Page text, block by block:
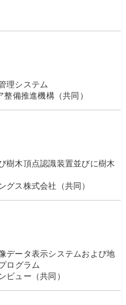
管理システム
備推進機構（共同）
樹木頂点認識装置並びに樹木
グス株式会社（共同）
データ表示システムおよび地
ログラム
ビュー（共同）